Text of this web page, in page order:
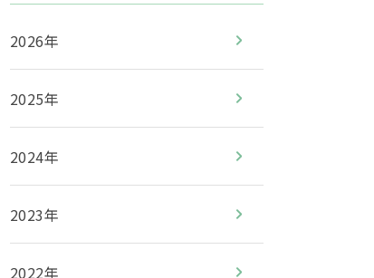
2026年
2025年
2024年
2023年
2022年